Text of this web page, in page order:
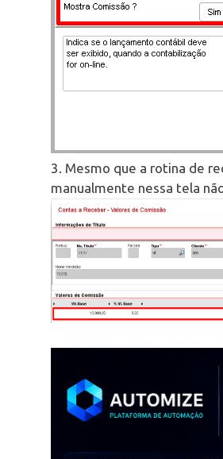
3. Mesmo que a rotina de
manualmente nessa tela